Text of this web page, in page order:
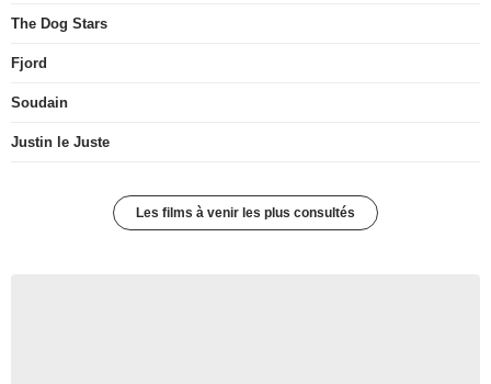
The Dog Stars
Fjord
Soudain
Justin le Juste
Les films à venir les plus consultés